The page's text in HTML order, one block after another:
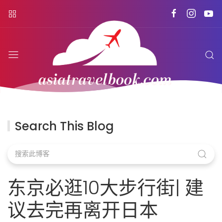
Search This Blog
东京必逛10大步行街| 建
议去完再离开日本